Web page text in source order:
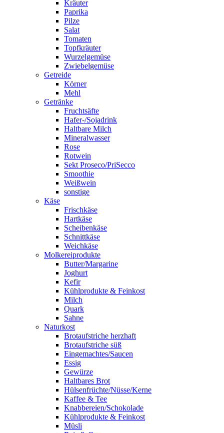
Kräuter
Paprika
Pilze
Salat
Tomaten
Topfkräuter
Wurzelgemüse
Zwiebelgemüse
Getreide
Körner
Mehl
Getränke
Fruchtsäfte
Hafer-/Sojadrink
Haltbare Milch
Mineralwasser
Rose
Rotwein
Sekt Proseco/PriSecco
Smoothie
Weißwein
sonstige
Käse
Frischkäse
Hartkäse
Scheibenkäse
Schnittkäse
Weichkäse
Molkereiprodukte
Butter/Margarine
Joghurt
Kefir
Kühlprodukte & Feinkost
Milch
Quark
Sahne
Naturkost
Brotaufstriche herzhaft
Brotaufstriche süß
Eingemachtes/Saucen
Essig
Gewürze
Haltbares Brot
Hülsenfrüchte/Nüsse/Kerne
Kaffee & Tee
Knabbereien/Schokolade
Kühlprodukte & Feinkost
Müsli